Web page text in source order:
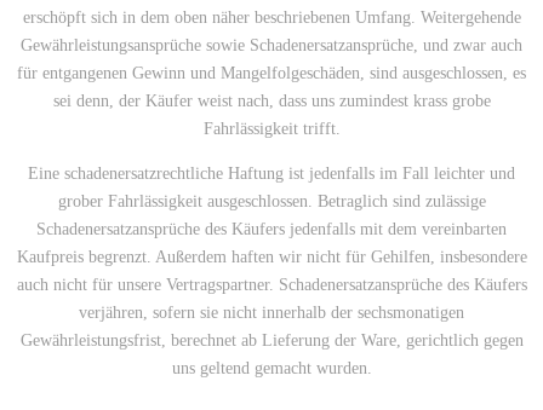
erschöpft sich in dem oben näher beschriebenen Umfang. Weitergehende
Gewährleistungsansprüche sowie Schadenersatzansprüche, und zwar auch
für entgangenen Gewinn und Mangelfolgeschäden, sind ausgeschlossen, es
sei denn, der Käufer weist nach, dass uns zumindest krass grobe
Fahrlässigkeit trifft.
Eine schadenersatzrechtliche Haftung ist jedenfalls im Fall leichter und
grober Fahrlässigkeit ausgeschlossen. Betraglich sind zulässige
Schadenersatzansprüche des Käufers jedenfalls mit dem vereinbarten
Kaufpreis begrenzt. Außerdem haften wir nicht für Gehilfen, insbesondere
auch nicht für unsere Vertragspartner. Schadenersatzansprüche des Käufers
verjähren, sofern sie nicht innerhalb der sechsmonatigen
Gewährleistungsfrist, berechnet ab Lieferung der Ware, gerichtlich gegen
uns geltend gemacht wurden.